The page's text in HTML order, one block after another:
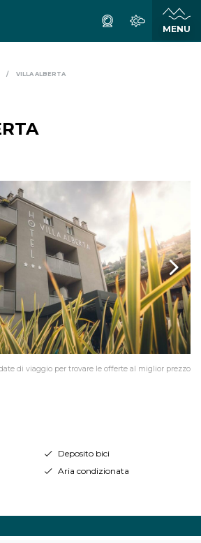
VILLA ALBERTA
di viaggio per trovare le offerte al miglior prezzo
Deposito bici
Aria condizionata